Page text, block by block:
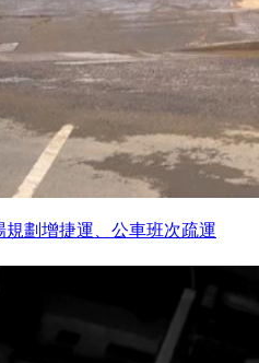
劃增捷運、公車班次疏運